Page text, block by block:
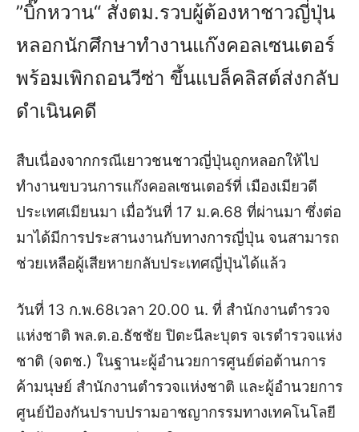
”บิ๊กหวาน“ สั่งตม.รวบผู้ต้องหาชาวญี่ปุ่น
หลอกนักศึกษาทำงานแก๊งคอลเซนเตอร์
พร้อมเพิกถอนวีซ่า ขึ้นแบล็คลิสต์ส่งกลับ
ดำเนินคดี
สืบเนื่องจากกรณีเยาวชนชาวญี่ปุ่นถูกหลอกให้ไป
ทำงานขบวนการแก๊งคอลเซนเตอร์ที่ เมืองเมียวดี
ประเทศเมียนมา เมื่อวันที่ 17 ม.ค.68 ที่ผ่านมา ซึ่งต่อ
มาได้มีการประสานงานกับทางการญี่ปุ่น จนสามารถ
ช่วยเหลือผู้เสียหายกลับประเทศญี่ปุ่นได้แล้ว
วันที่ 13 ก.พ.68เวลา 20.00 น. ที่ สำนักงานตำรวจ
แห่งชาติ พล.ต.อ.ธัชชัย ปิตะนีละบุตร จเรตำรวจแห่ง
ชาติ (จตช.) ในฐานะผู้อำนวยการศูนย์ต่อต้านการ
ค้ามนุษย์ สำนักงานตำรวจแห่งชาติ และผู้อำนวยการ
ศูนย์ป้องกันปราบปรามอาชญากรรมทางเทคโนโลยี